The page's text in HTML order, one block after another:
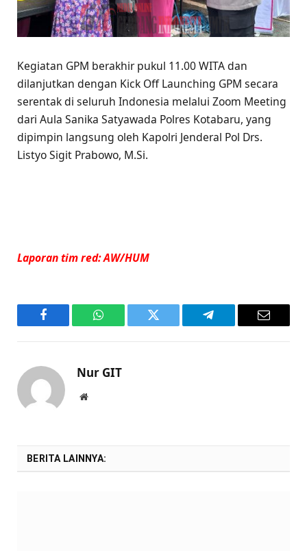
Kegiatan GPM berakhir pukul 11.00 WITA dan
dilanjutkan dengan Kick Off Launching GPM secara
serentak di seluruh Indonesia melalui Zoom Meeting
dari Aula Sanika Satyawada Polres Kotabaru, yang
dipimpin langsung oleh Kapolri Jenderal Pol Drs.
Listyo Sigit Prabowo, M.Si.
Laporan tim red: AW/HUM
Facebook WhatsAppTwitter Telegram Email
Nur GIT
Website
BERITA LAINNYA: